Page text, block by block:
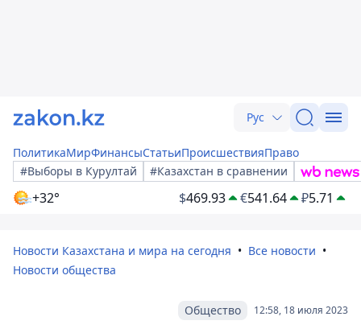
Рус
ПолитикаМирФинансыСтатьиПроисшествияПраво
#Выборы в Курултай
#Казахстан в сравнении
+32° $469.93 €541.64 ₽5.71
Новости Казахстана и мира на сегодня
Все новости
Новости общества
12:58, 18 июля 2023
Общество